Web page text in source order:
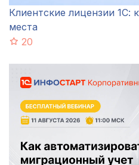
Клиентские лицензии 1С:
места
20